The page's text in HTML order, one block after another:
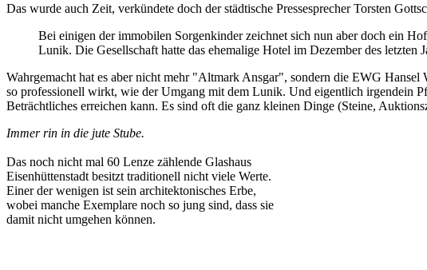
Das wurde auch Zeit, verkündete doch der städtische Pressesprecher Torsten
Bei einigen der immobilen Sorgenkinder zeichnet sich nun aber doch ein
Lunik. Die Gesellschaft hatte das ehemalige Hotel im Dezember des letzten
Wahrgemacht hat es aber nicht mehr "Altmark Ansgar", sondern die EWG
so professionell wirkt, wie der Umgang mit dem Lunik. Und eigentlich irgendein
Beträchtliches erreichen kann. Es sind oft die ganz kleinen Dinge (Steine,
Immer rin in die jute Stube.
Das noch nicht mal 60 Lenze zählende Glashaus
Eisenhüttenstadt besitzt traditionell nicht viele Werte.
Einer der wenigen ist sein architektonisches Erbe,
wobei manche Exemplare noch so jung sind, dass sie
damit nicht umgehen können.